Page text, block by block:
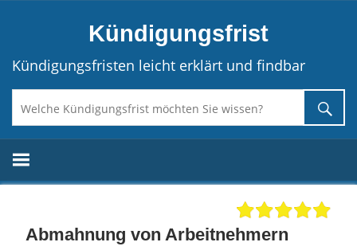
Kündigungsfrist
Kündigungsfristen leicht erklärt und findbar
Abmahnung von Arbeitnehmern